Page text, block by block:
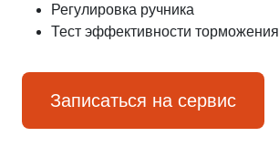
Регулировка ручника
Тест эффективности торможения
Записаться на сервис